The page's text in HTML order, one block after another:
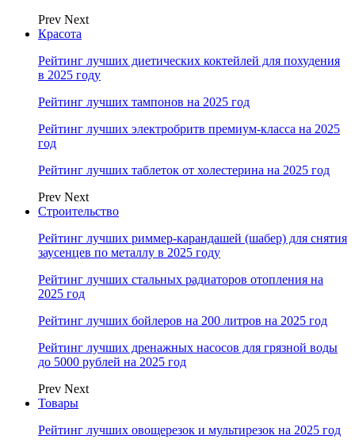
Prev Next
Красота
Рейтинг лучших диетических коктейлей для похудения
в 2025 году
Рейтинг лучших тампонов на 2025 год
Рейтинг лучших электробритв премиум-класса на 2025
год
Рейтинг лучших таблеток от холестерина на 2025 год
Prev Next
Строительство
Рейтинг лучших риммер-карандашей (шабер) для снятия
заусенцев по металлу в 2025 году
Рейтинг лучших стальных радиаторов отопления на
2025 год
Рейтинг лучших бойлеров на 200 литров на 2025 год
Рейтинг лучших дренажных насосов для грязной воды
до 5000 рублей на 2025 год
Prev Next
Товары
Рейтинг лучших овощерезок и мультирезок на 2025 год